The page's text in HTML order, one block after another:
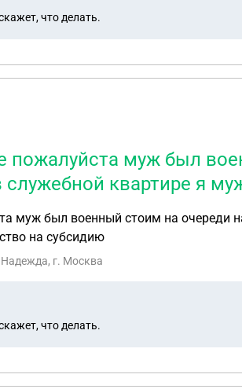
что делать.
пожалуйста муж был
квартире я
муж был военный стоим на
на субсидию
г. Москва
что делать.